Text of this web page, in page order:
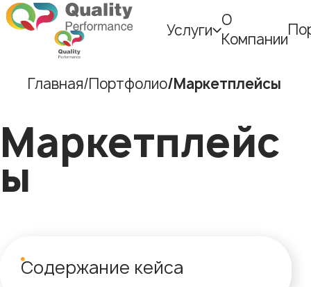
Услуги
О
Компании
Главная Портфолио Маркетплейсы
Маркетплейс
ы
Содержание кейса